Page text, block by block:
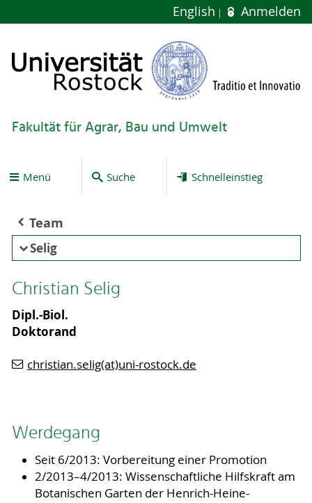
English Anmelden
Fakultät für Agrar, Bau und Umwelt
Menü Suche Schnelleinstieg
Team
Selig
Christian Selig
Dipl.-Biol.
Doktorand
christian.selig(at)uni-rostock.de
Werdegang
Seit 6/2013: Vorbereitung einer Promotion
2/2013–4/2013: Wissenschaftliche Hilfskraft am
Botanischen Garten der Henrich-Heine-